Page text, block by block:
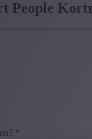
People
*